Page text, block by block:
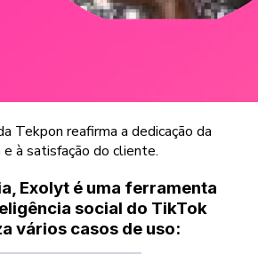
Tekpon reafirma a dedicação da
à satisfação do cliente.
Exolyt é uma ferramenta
social do TikTok
vários casos de uso: